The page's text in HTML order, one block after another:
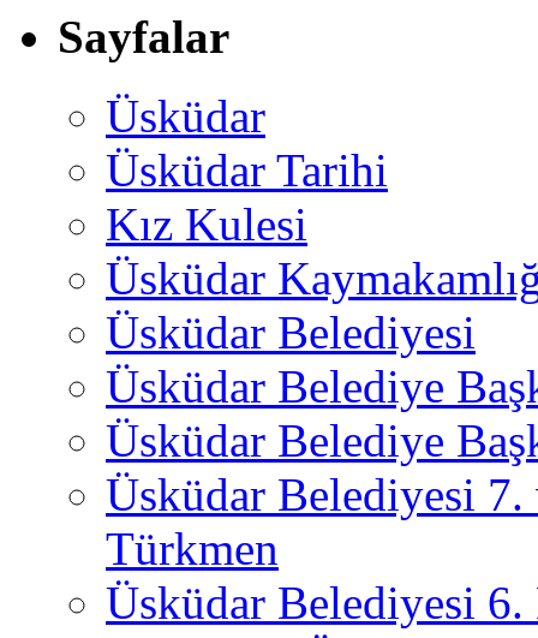
Sayfalar
Üsküdar
Üsküdar Tarihi
Kız Kulesi
Üsküdar
Üsküdar Belediyesi
Üsküdar Belediye
Üsküdar Belediye
Üsküdar Belediyesi
Türkmen
Üsküdar Belediyesi 6.